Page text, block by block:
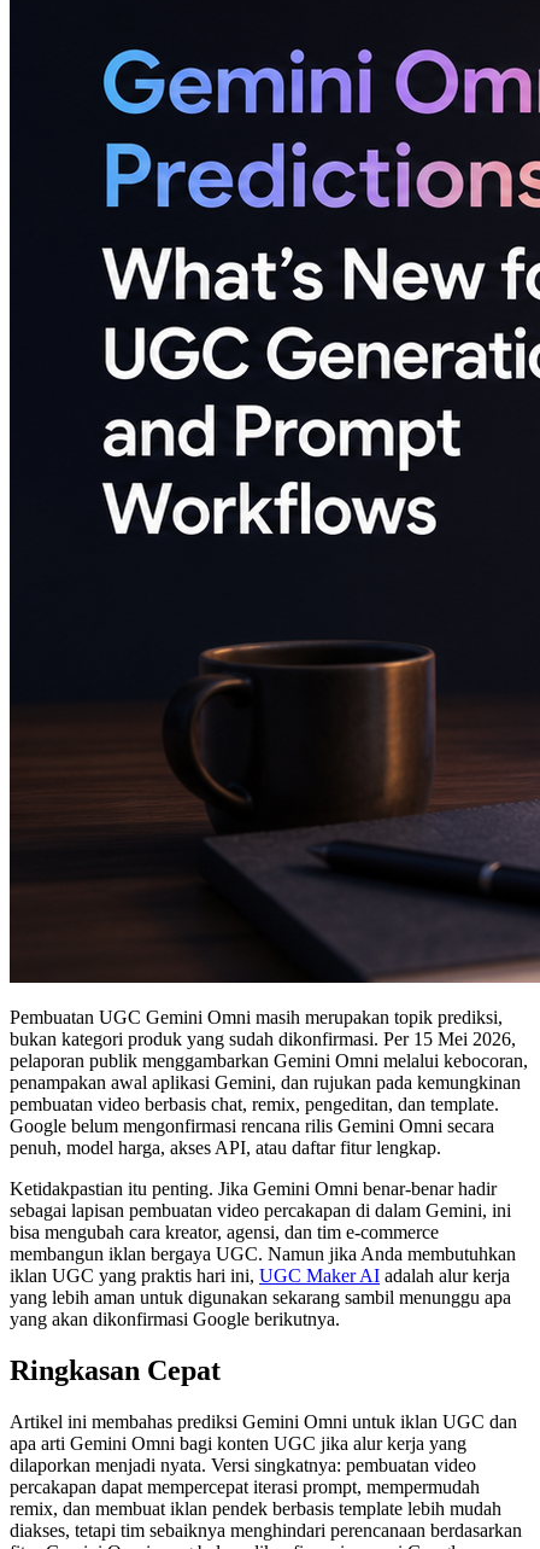
Pembuatan UGC Gemini Omni masih merupakan topik prediksi,
bukan kategori produk yang sudah dikonfirmasi. Per 15 Mei 2026,
pelaporan publik menggambarkan Gemini Omni melalui kebocoran,
penampakan awal aplikasi Gemini, dan rujukan pada kemungkinan
pembuatan video berbasis chat, remix, pengeditan, dan template.
Google belum mengonfirmasi rencana rilis Gemini Omni secara
penuh, model harga, akses API, atau daftar fitur lengkap.
Ketidakpastian itu penting. Jika Gemini Omni benar-benar hadir
sebagai lapisan pembuatan video percakapan di dalam Gemini, ini
bisa mengubah cara kreator, agensi, dan tim e-commerce
membangun iklan bergaya UGC. Namun jika Anda membutuhkan
iklan UGC yang praktis hari ini, UGC Maker AI adalah alur kerja
yang lebih aman untuk digunakan sekarang sambil menunggu apa
yang akan dikonfirmasi Google berikutnya.
Ringkasan Cepat
Artikel ini membahas prediksi Gemini Omni untuk iklan UGC dan
apa arti Gemini Omni bagi konten UGC jika alur kerja yang
dilaporkan menjadi nyata. Versi singkatnya: pembuatan video
percakapan dapat mempercepat iterasi prompt, mempermudah
remix, dan membuat iklan pendek berbasis template lebih mudah
diakses, tetapi tim sebaiknya menghindari perencanaan berdasarkan